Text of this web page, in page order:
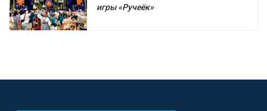
игры «Ручеёк»